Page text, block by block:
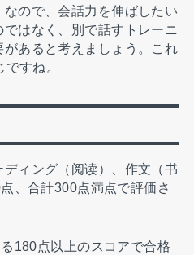
ので、会話力を伸ばしたい
はなく、別で話すトレーニ
あると考えましょう。これ
すね。
ィング（阅读）、作文（书
、合計300点満点で評価さ
180点以上のスコアで合格